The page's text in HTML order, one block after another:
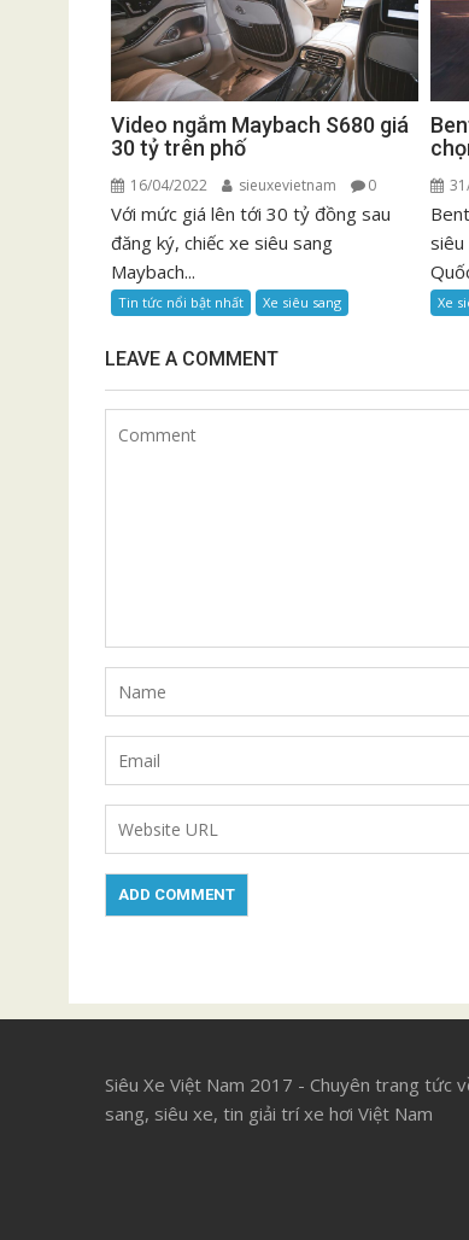
Video ngắm Maybach S680 giá
30 tỷ trên phố
16/04/2022 sieuxevietnam 0
Với mức giá lên tới 30 tỷ đồng sau
đăng ký, chiếc xe siêu sang
Maybach...
Tin tức nổi bật nhất Xe siêu sang
siêu
Xe
LEAVE A COMMENT
Siêu Xe Việt Nam 2017 - Chuyên trang tức
sang, siêu xe, tin giải trí xe hơi Việt Nam